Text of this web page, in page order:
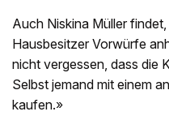
Auch Niskina Müller
Hausbesitzer Vorwürfe
nicht vergessen, dass die
Selbst jemand mit einem
kaufen.»